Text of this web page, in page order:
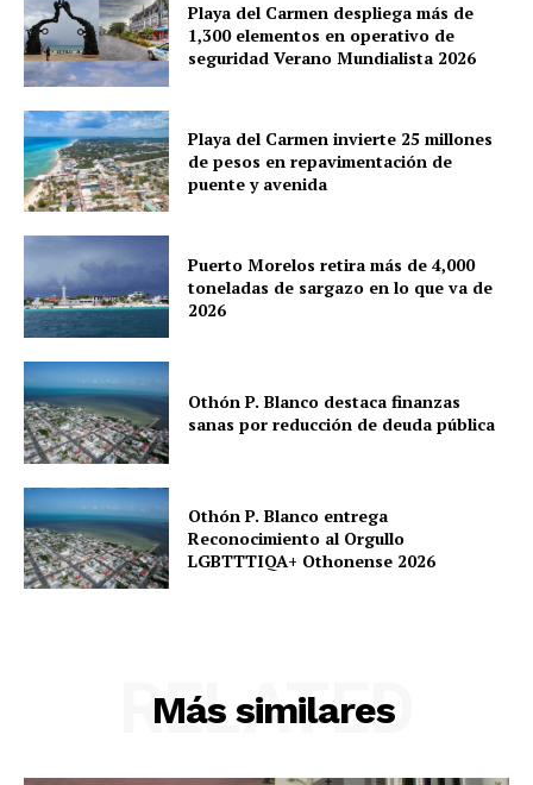
Playa del Carmen despliega más de
1,300 elementos en operativo de
seguridad Verano Mundialista 2026
Playa del Carmen invierte 25 millones
de pesos en repavimentación de
puente y avenida
Puerto Morelos retira más de 4,000
toneladas de sargazo en lo que va de
2026
Othón P. Blanco destaca finanzas
sanas por reducción de deuda pública
Othón P. Blanco entrega
Reconocimiento al Orgullo
LGBTTTIQA+ Othonense 2026
Más similares
RELATED